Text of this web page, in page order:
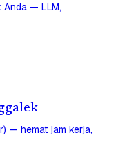
Anda — LLM,
— hemat jam kerja,